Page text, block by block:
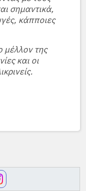
σημαντικά,
κάπποιες
μέλλον της
και οι